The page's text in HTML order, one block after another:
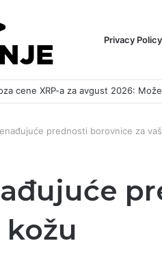
Privacy Policy
prednosti borovnice za
kožu